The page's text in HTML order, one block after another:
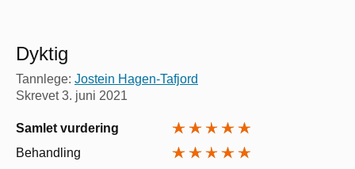
Dyktig
Tannlege: Jostein Hagen-Tafjord
Skrevet3. juni 2021
Samlet vurdering
Behandling